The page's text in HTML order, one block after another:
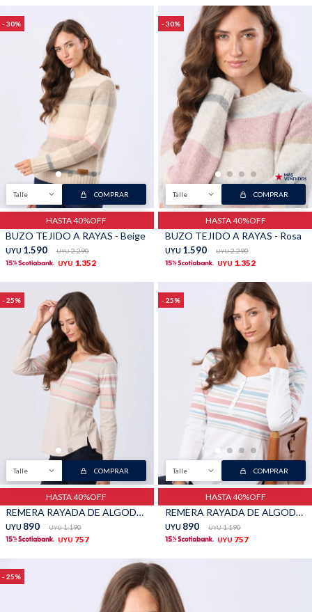
30
Talle COMPRAR
HASTA 40%OFF
BUZO TEJIDO A RAYAS - Beige
UYU 1.590 UYU 2.290
UYU 1.352
30
Talle COMPRAR
HASTA 40%OFF
BUZO TEJIDO A RAYAS - Rosa
UYU 1.590 UYU 2.290
UYU 1.352
25
Talle COMPRAR
HASTA 40%OFF
REMERA RAYADA DE ALGODÓN - Beige
UYU 890 UYU 1.190
UYU 757
25
Talle COMPRAR
HASTA 40%OFF
REMERA RAYADA DE ALGODÓN - Blanco
UYU 890 UYU 1.190
UYU 757
25